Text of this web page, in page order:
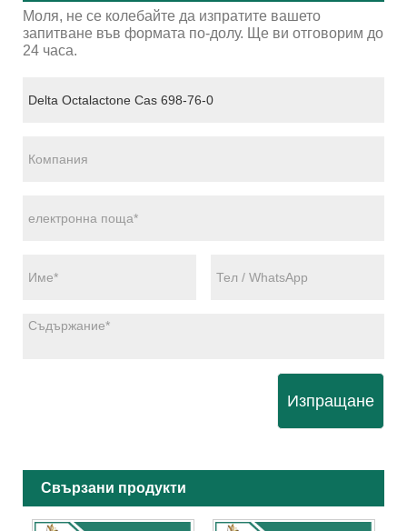
Моля, не се колебайте да изпратите вашето
запитване във формата по-долу. Ще ви отговорим до
24 часа.
Изпращане
Свързани продукти